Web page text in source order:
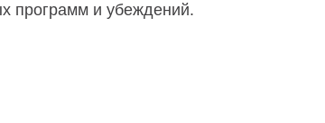
программ и убеждений.